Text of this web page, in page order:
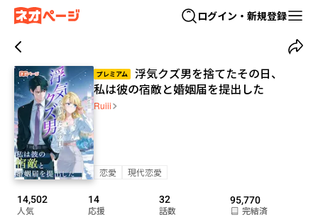
ログイン・新規登録
プレミアム
浮気クズ男を捨てたその日、
私は彼の宿敵と婚姻届を提出した
Ruiii
恋愛 現代恋愛
14,502
人気
14
応援
32
話数
95,770
完結済